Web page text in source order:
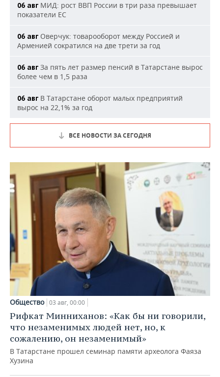
06 авг МИД: рост ВВП России в три раза превышает
показатели ЕС
06 авг Оверчук: товарооборот между Россией и
Арменией сократился на две трети за год
06 авг За пять лет размер пенсий в Татарстане вырос
более чем в 1,5 раза
06 авг В Татарстане оборот малых предприятий
вырос на 22,1% за год
ВСЕ НОВОСТИ ЗА СЕГОДНЯ
Общество 03 авг, 00:00
Рифкат Минниханов: «Как бы ни говорили,
что незаменимых людей нет, но, к
сожалению, он незаменимый»
В Татарстане прошел семинар памяти археолога Фаяза
Хузина